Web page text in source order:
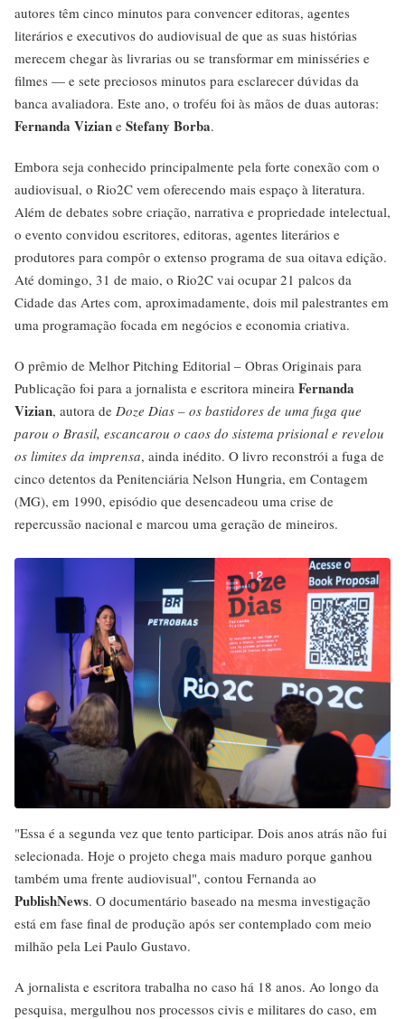
autores têm cinco minutos para convencer editoras, agentes
literários e executivos do audiovisual de que as suas histórias
merecem chegar às livrarias ou se transformar em minisséries e
filmes — e sete preciosos minutos para esclarecer dúvidas da
banca avaliadora. Este ano, o troféu foi às mãos de duas autoras:
Fernanda Vizian e Stefany Borba.
Embora seja conhecido principalmente pela forte conexão com o
audiovisual, o Rio2C vem oferecendo mais espaço à literatura.
Além de debates sobre criação, narrativa e propriedade intelectual,
o evento convidou escritores, editoras, agentes literários e
produtores para compôr o extenso programa de sua oitava edição.
Até domingo, 31 de maio, o Rio2C vai ocupar 21 palcos da
Cidade das Artes com, aproximadamente, dois mil palestrantes em
uma programação focada em negócios e economia criativa.
O prêmio de Melhor Pitching Editorial – Obras Originais para
Publicação foi para a jornalista e escritora mineira Fernanda
Vizian, autora de Doze Dias – os bastidores de uma fuga que
parou o Brasil, escancarou o caos do sistema prisional e revelou
os limites da imprensa, ainda inédito. O livro reconstrói a fuga de
cinco detentos da Penitenciária Nelson Hungria, em Contagem
(MG), em 1990, episódio que desencadeou uma crise de
repercussão nacional e marcou uma geração de mineiros.
"Essa é a segunda vez que tento participar. Dois anos atrás não fui
selecionada. Hoje o projeto chega mais maduro porque ganhou
também uma frente audiovisual", contou Fernanda ao
PublishNews. O documentário baseado na mesma investigação
está em fase final de produção após ser contemplado com meio
milhão pela Lei Paulo Gustavo.
A jornalista e escritora trabalha no caso há 18 anos. Ao longo da
pesquisa, mergulhou nos processos civis e militares do caso, em